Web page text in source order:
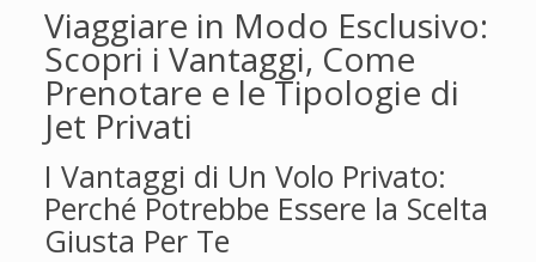
Viaggiare in Modo Esclusivo:
Scopri i Vantaggi, Come
Prenotare e le Tipologie di
Jet Privati
I Vantaggi di Un Volo Privato:
Perché Potrebbe Essere la Scelta
Giusta Per Te